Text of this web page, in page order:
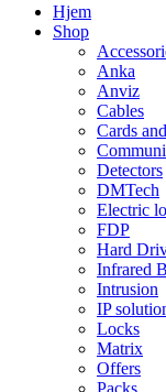
Hjem
Shop
Anka
Anviz
Cables
Cards
Detectors
DMTech
Electric
FDP
Hard
Infrared
Intrusion
IP
Locks
Matrix
Offers
Packs